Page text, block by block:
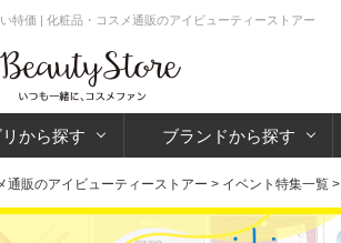
特価 | 化粧品・コスメ通販のアイビューティーストアー
から探す ブランドから探す
通販のアイビューティーストアー > イベント特集一覧